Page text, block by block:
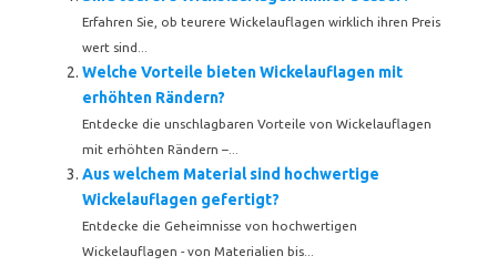
Erfahren Sie, ob teurere Wickelauflagen wirklich ihren Preis
wert sind...
Welche Vorteile bieten Wickelauflagen mit
erhöhten Rändern?
Entdecke die unschlagbaren Vorteile von Wickelauflagen
mit erhöhten Rändern –...
Aus welchem Material sind hochwertige
Wickelauflagen gefertigt?
Entdecke die Geheimnisse von hochwertigen
Wickelauflagen - von Materialien bis...